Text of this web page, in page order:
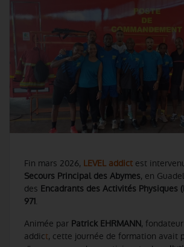
Fin mars 2026, LEVEL addict est
Secours Principal des Abymes, en
des Encadrants des Activités Physiques
971.
Animée par Patrick EHRMANN,
addict, cette journée de formation avait